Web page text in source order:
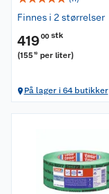
Finnes i 2 størrelser
41900 stk
(15519 per liter)
På lager i 64 butikker